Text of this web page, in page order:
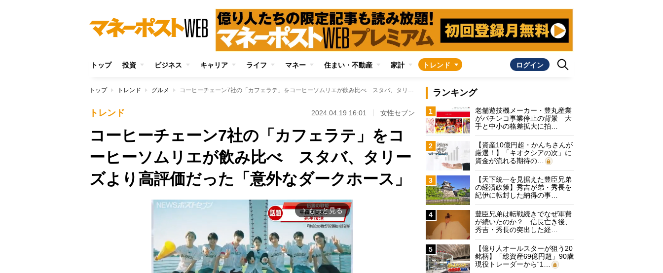
トップ 投資 ビジネス キャリア ライフ マネー 住まい・不動産 家計 トレンド ログイン
トップ トレンド グルメ コーヒーチェーン7社の「カフェラテ」をコーヒーソムリエが飲み比べ スタバ、タリーズより高評価だった「意外なダークホース」
トレンド 2024.04.19 16:01 女性セブン
コーヒーチェーン7社の「カフェラテ」をコ
ーヒーソムリエが飲み比べ スタバ、タリー
ズより高評価だった「意外なダークホース」
arrow_forward_ios もっと見る
ランキング
1
老舗遊技機メーカー・豊丸産業
がパチンコ事業停止の背景 大
手と中小の格差拡大に拍…
2
【資産10億円超・かんちさんが
厳選！】「キオクシアの次」に
資金が流れる期待の…
3
【天下統一を見据えた豊臣兄弟
の経済政策】秀吉が弟・秀長を
紀伊に転封した納得の事…
4
豊臣兄弟は転戦続きでなぜ軍費
が続いたのか？ 信長亡き後、
秀吉・秀長の突出した経…
5
【億り人オールスターが狙う20
銘柄】「総資産69億円超」90歳
現役トレーダーから“1…